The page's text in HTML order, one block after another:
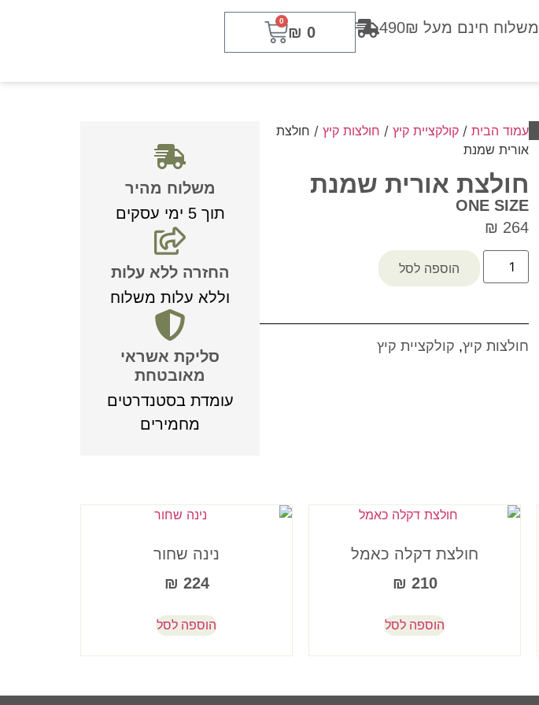
משלוח חינם מעל 490₪ 0
₪
0
עמוד הבית / קולקציית קיץ / חולצות קיץ / חולצת
אורית שמנת
חולצת אורית שמנת
ONE SIZE
264
₪
הוספה לסל
חולצות קיץ, קולקציית קיץ
משלוח מהיר
תוך 5 ימי עסקים
החזרה ללא עלות
וללא עלות משלוח
סליקת אשראי
מאובטחת
עומדת בסטנדרטים
מחמירים
חולצת דקלה כאמל
210
₪
הוספה לסל
נינה שחור
224
₪
הוספה לסל